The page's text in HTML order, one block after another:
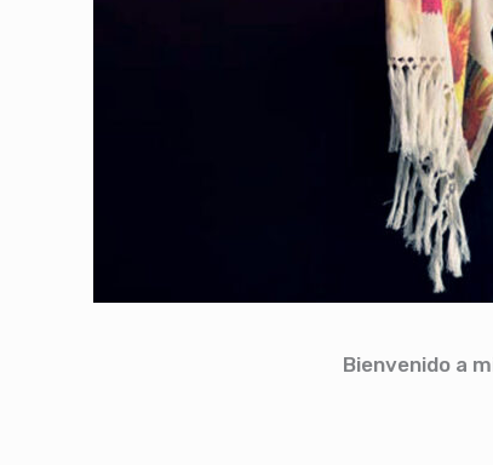
Bienvenido a